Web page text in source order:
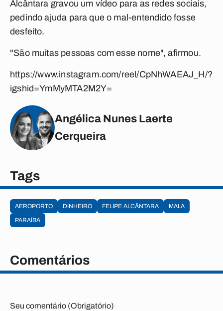
Alcântara gravou um vídeo para as redes sociais,
pedindo ajuda para que o mal-entendido fosse
desfeito.
"São muitas pessoas com esse nome", afirmou.
https://www.instagram.com/reel/CpNhWAEAJ_H/?
igshid=YmMyMTA2M2Y=
Angélica Nunes Laerte
Cerqueira
Tags
AEROPORTO DINHEIRO FELIPE ALCÂNTARA
MALA
PARAÍBA
Comentários
Seu comentário (Obrigatório)